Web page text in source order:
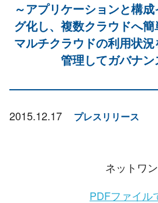
～アプリケーションと構
グ化し、複数クラウドへ簡
マルチクラウドの利用状
管理してガバナ
2015.12.17 プレスリリース
ネットワ
PDFファイル